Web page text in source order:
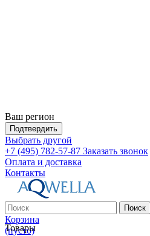
Ваш регион
Подтвердить
Выбрать другой
+7 (495) 782-57-87 Заказать звонок
Оплата и доставка
Контакты
Поиск
Корзина
(пусто)
Товары